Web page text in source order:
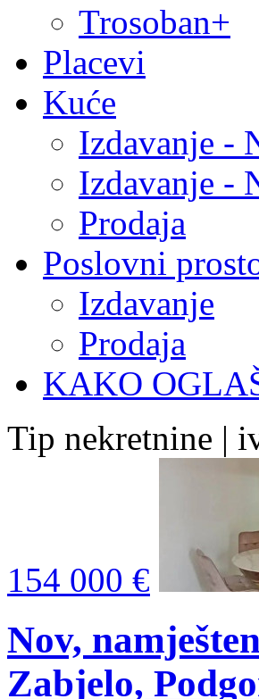
Trosoban+
Placevi
Kuće
Izdavanje -
Izdavanje -
Prodaja
Poslovni
Izdavanje
Prodaja
KAKO
Tip nekretnine |
154 000 €
Nov,
Zabjelo,